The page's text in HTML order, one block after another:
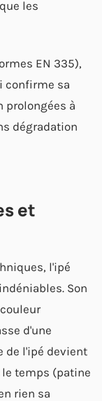
les
EN 335),
confirme sa
prolongées à
dégradation
et
l'ipé
Son
d'une
de l'ipé devient
temps (patine
rien sa